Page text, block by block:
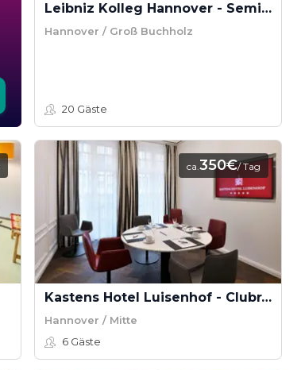
Leibniz Kolleg Hannover - Seminarraum Nature
Hannover / Groß Buchholz
20 Gäste
ca.350€/ Tag
Kastens Hotel Luisenhof - Clubraum 1
Hannover / Mitte
6 Gäste